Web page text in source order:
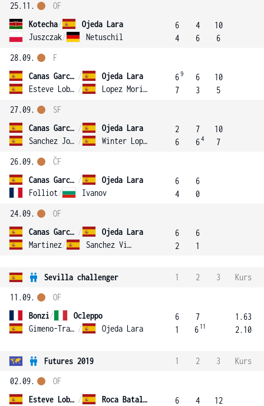
25.11.
Kotecha/
Ojeda Lara
Juszczak/ Netuschil
OF
6
4
4
6
10
6
28.09.
Canas Garcia /
Ojeda Lara
Esteve Lobato / Lopez Morillo
F
69
7
6
3
10
5
27.09.
Canas Garcia /
Ojeda Lara
Sanchez Jover / Winter Lopez
SF
2
6
7
64
10
7
26.09.
Canas Garcia /
Ojeda Lara
Folliot/ Ivanov
ČF
6
4
6
0
24.09.
Canas Garcia /
Ojeda Lara
Martinez/ Sanchez Vinas
OF
6
2
6
1
Sevilla challenger 1 2 3
Kurs
11.09.
Bonzi/
Ocleppo
Gimeno-Traver / Ojeda Lara
OF
6
1
7
6 11
1.63
2.10
Futures 2019 1 2 3
Kurs
02.09.
Esteve Lobato /
Roca Batalla
OF
6
4
12